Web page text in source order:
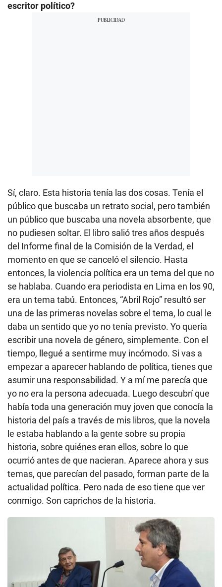
escritor político?
Sí, claro. Esta historia tenía las dos cosas. Tenía el
público que buscaba un retrato social, pero también
un público que buscaba una novela absorbente, que
no pudiesen soltar. El libro salió tres años después
del Informe final de la Comisión de la Verdad, el
momento en que se canceló el silencio. Hasta
entonces, la violencia política era un tema del que no
se hablaba. Cuando era periodista en Lima en los 90,
era un tema tabú. Entonces, “Abril Rojo” resultó ser
una de las primeras novelas sobre el tema, lo cual le
daba un sentido que yo no tenía previsto. Yo quería
escribir una novela de género, simplemente. Con el
tiempo, llegué a sentirme muy incómodo. Si vas a
empezar a aparecer hablando de política, tienes que
asumir una responsabilidad. Y a mí me parecía que
yo no era la persona adecuada. Luego descubrí que
había toda una generación muy joven que conocía la
historia del país a través de mis libros, que la novela
le estaba hablando a la gente sobre su propia
historia, sobre quiénes eran ellos, sobre lo que
ocurrió antes de que nacieran. Aparece ahora y sus
temas, que parecían del pasado, forman parte de la
actualidad política. Pero nada de eso tiene que ver
conmigo. Son caprichos de la historia.